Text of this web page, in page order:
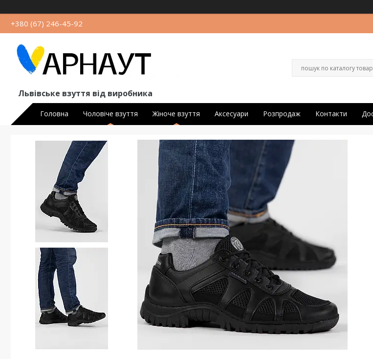
+380 (67) 246-45-92
Львівське взуття від виробника
Головна Чоловіче взуття Жіноче взуття Аксесуари Розпродаж Контакти